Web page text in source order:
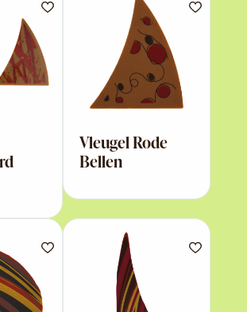
Vleugel Rode
Bellen